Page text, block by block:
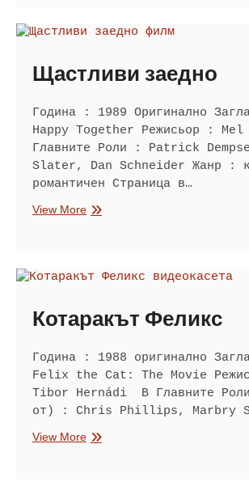
Щастливи заедно
Година : 1989 Оригинално
Happy Together Режисьор :
Главните Роли : Patrick
Slater, Dan Schneider Жанр :
романтичен Страница в…
View MoreЩастливи
Котаракът Феликс
Година : 1988 оригинално
Felix the Cat: The Movie
Tibor Hernádi В Главните
от) : Chris Phillips, Marbry
View MoreКотаракът